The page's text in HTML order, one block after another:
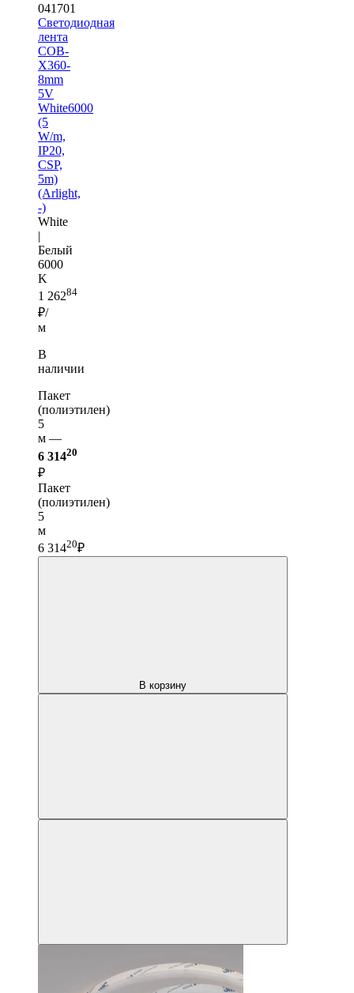
041701
Светодиодная
лента
COB-
X360-
8mm
5V
White6000
(5
W/m,
IP20,
CSP,
5m)
(Arlight,
-)
White
|
Белый
6000
K
1 26284
₽/
м
В
наличии
Пакет
(полиэтилен)
5
м —
6 31420
₽
Пакет
(полиэтилен)
5
м
6 31420₽
В корзину